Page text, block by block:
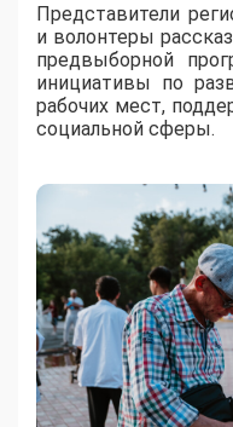
Представители
и волонтеры
предвыборной
инициативы по
рабочих мест,
социальной сферы.